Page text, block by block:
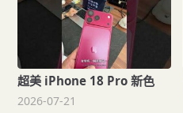
超美 iPhone 18 Pro 新色
2026-07-21